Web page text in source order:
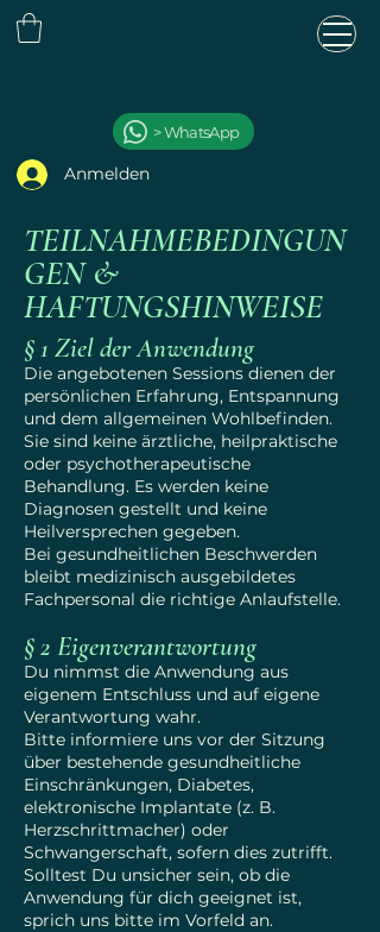
STAR
Anmelden
> WhatsApp
TEILNAHMEBEDINGUN
GEN &
HAFTUNGSHINWEISE
§ 1 Ziel der Anwendung
Die angebotenen Sessions dienen der
persönlichen Erfahrung, Entspannung
und dem allgemeinen Wohlbefinden.
Sie sind keine ärztliche, heilpraktische
oder psychotherapeutische
Behandlung. Es werden keine
Diagnosen gestellt und keine
Heilversprechen gegeben.
Bei gesundheitlichen Beschwerden
bleibt medizinisch ausgebildetes
Fachpersonal die richtige Anlaufstelle.
§ 2 Eigenverantwortung
Du nimmst die Anwendung aus
eigenem Entschluss und auf eigene
Verantwortung wahr.
Bitte informiere uns vor der Sitzung
über bestehende gesundheitliche
Einschränkungen, Diabetes,
elektronische Implantate (z. B.
Herzschrittmacher) oder
Schwangerschaft, sofern dies zutrifft.
Solltest Du unsicher sein, ob die
Anwendung für dich geeignet ist,
sprich uns bitte im Vorfeld an.